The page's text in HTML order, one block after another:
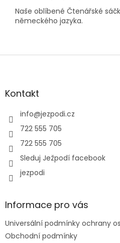
Naše oblíbené Čtenářské
německého jazyka.
Z
aKontakt
info@jezpodi.cz
722 555 705
722 555 705
Sleduj Ježpodí facebook
jezpodi
Informace pro vás
Universální podmínky ochrany
Obchodní podmínky